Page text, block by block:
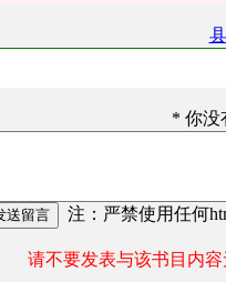
* 你没
注：严禁使用任何
请不要发表与该书目内